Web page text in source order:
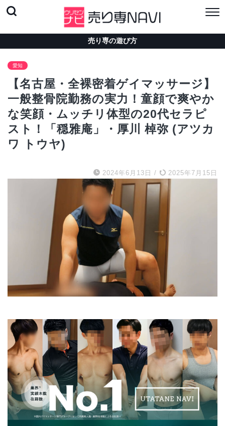
売り専の遊び方
愛知
【名古屋・全裸密着ゲイマッサージ】
一般整骨院勤務の実力！童顔で爽やか
な笑顔・ムッチリ体型の20代セラピ
スト！「穏雅庵」・厚川 棹弥 (アツカ
ワ トウヤ)
2024年6月13日 / 2025年7月15日